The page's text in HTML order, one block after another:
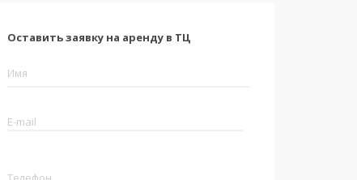
Оставить заявку на аренду в ТЦ